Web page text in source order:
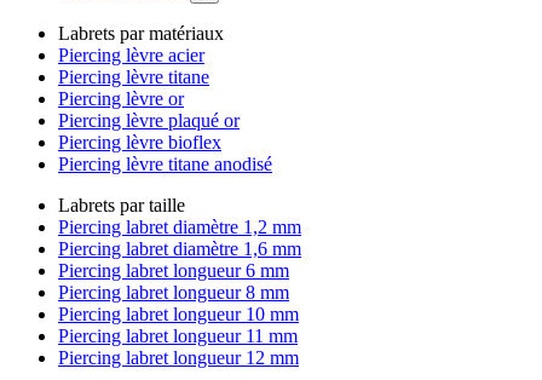
Labrets par matériaux
Piercing lèvre acier
Piercing lèvre titane
Piercing lèvre or
Piercing lèvre plaqué or
Piercing lèvre bioflex
Piercing lèvre titane anodisé
Labrets par taille
Piercing labret diamètre 1,2 mm
Piercing labret diamètre 1,6 mm
Piercing labret longueur 6 mm
Piercing labret longueur 8 mm
Piercing labret longueur 10 mm
Piercing labret longueur 11 mm
Piercing labret longueur 12 mm